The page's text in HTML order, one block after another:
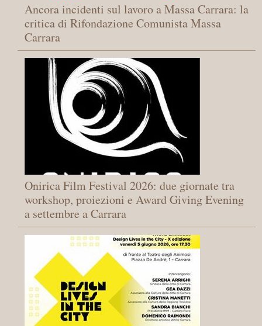
Ancora incidenti sul lavoro a Massa Carrara: la
critica di Rifondazione Comunista Massa
Carrara
Onirica Film Festival 2026: due giornate tra
workshop, proiezioni e Award Giving Evening
a settembre a Carrara